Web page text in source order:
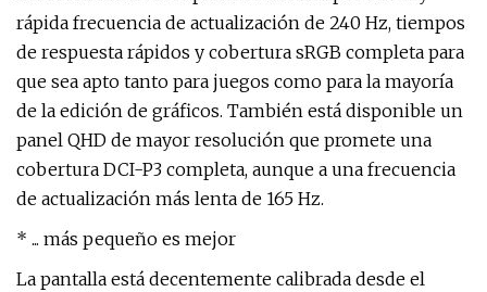
rápida frecuencia de actualización de 240 Hz, tiempos
de respuesta rápidos y cobertura sRGB completa para
que sea apto tanto para juegos como para la mayoría
de la edición de gráficos. También está disponible un
panel QHD de mayor resolución que promete una
cobertura DCI-P3 completa, aunque a una frecuencia
de actualización más lenta de 165 Hz.
* ... más pequeño es mejor
La pantalla está decentemente calibrada desde el